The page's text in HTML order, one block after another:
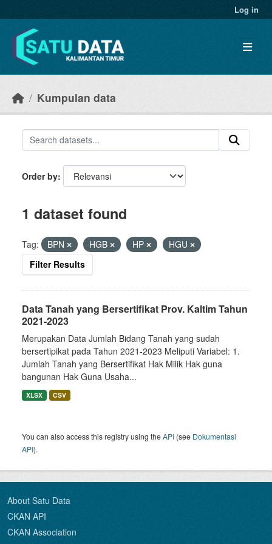
Log in
Kumpulan data
Order by
1 dataset found
Tag: BPN HGB HP
HGU
Filter Results
Data Tanah yang Bersertifikat Prov. Kaltim Tahun
2021-2023
Merupakan Data Jumlah Bidang Tanah yang sudah
bersertipikat pada Tahun 2021-2023 Meliputi Variabel: 1.
Jumlah Tanah yang Bersertifikat Hak Milik Hak guna
bangunan Hak Guna Usaha...
XLSX CSV
You can also access this registry using theAPI (see Dokumentasi
API).
About Satu Data
CKAN API
CKAN Association